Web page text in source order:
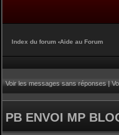
Index du forum ‹Aide au Forum
Voir les messages sans réponses|
PB ENVOI MP